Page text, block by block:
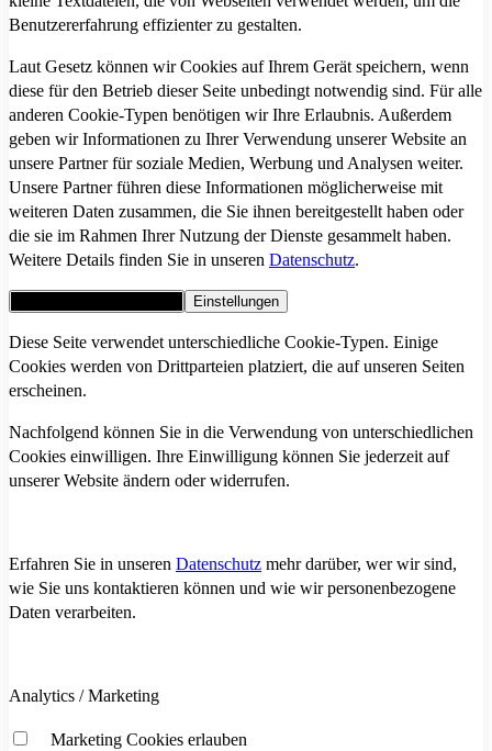
Benutzererfahrung effizienter zu gestalten.
Laut Gesetz können wir Cookies auf Ihrem Gerät speichern, wenn
diese für den Betrieb dieser Seite unbedingt notwendig sind. Für alle
anderen Cookie-Typen benötigen wir Ihre Erlaubnis. Außerdem
geben wir Informationen zu Ihrer Verwendung unserer Website an
unsere Partner für soziale Medien, Werbung und Analysen weiter.
Unsere Partner führen diese Informationen möglicherweise mit
weiteren Daten zusammen, die Sie ihnen bereitgestellt haben oder
die sie im Rahmen Ihrer Nutzung der Dienste gesammelt haben.
Weitere Details finden Sie in unseren Datenschutz.
Einstellungen
Diese Seite verwendet unterschiedliche Cookie-Typen. Einige
Cookies werden von Drittparteien platziert, die auf unseren Seiten
erscheinen.
Nachfolgend können Sie in die Verwendung von unterschiedlichen
Cookies einwilligen. Ihre Einwilligung können Sie jederzeit auf
unserer Website ändern oder widerrufen.
Erfahren Sie in unseren Datenschutz mehr darüber, wer wir sind,
wie Sie uns kontaktieren können und wie wir personenbezogene
Daten verarbeiten.
Analytics / Marketing
Marketing Cookies erlauben